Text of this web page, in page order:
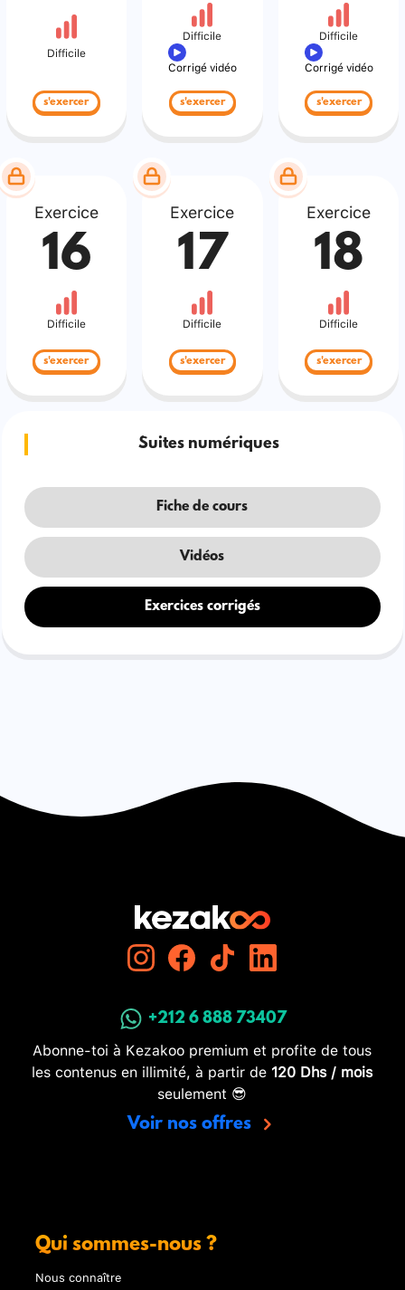
Difficile
s'exercer
Difficile
Corrigé vidéo
s'exercer
Difficile
Corrigé vidéo
s'exercer
Exercice
16
Difficile
s'exercer
Exercice
17
Difficile
s'exercer
Exercice
18
Difficile
s'exercer
Suites numériques
Fiche de cours
Vidéos
Exercices corrigés
+212 6 888 73407
Abonne-toi à Kezakoo premium et profite de tous
les contenus en illimité, à partir de 120 Dhs / mois
seulement 😎
Voir nos offres
Qui sommes-nous ?
Nous connaître